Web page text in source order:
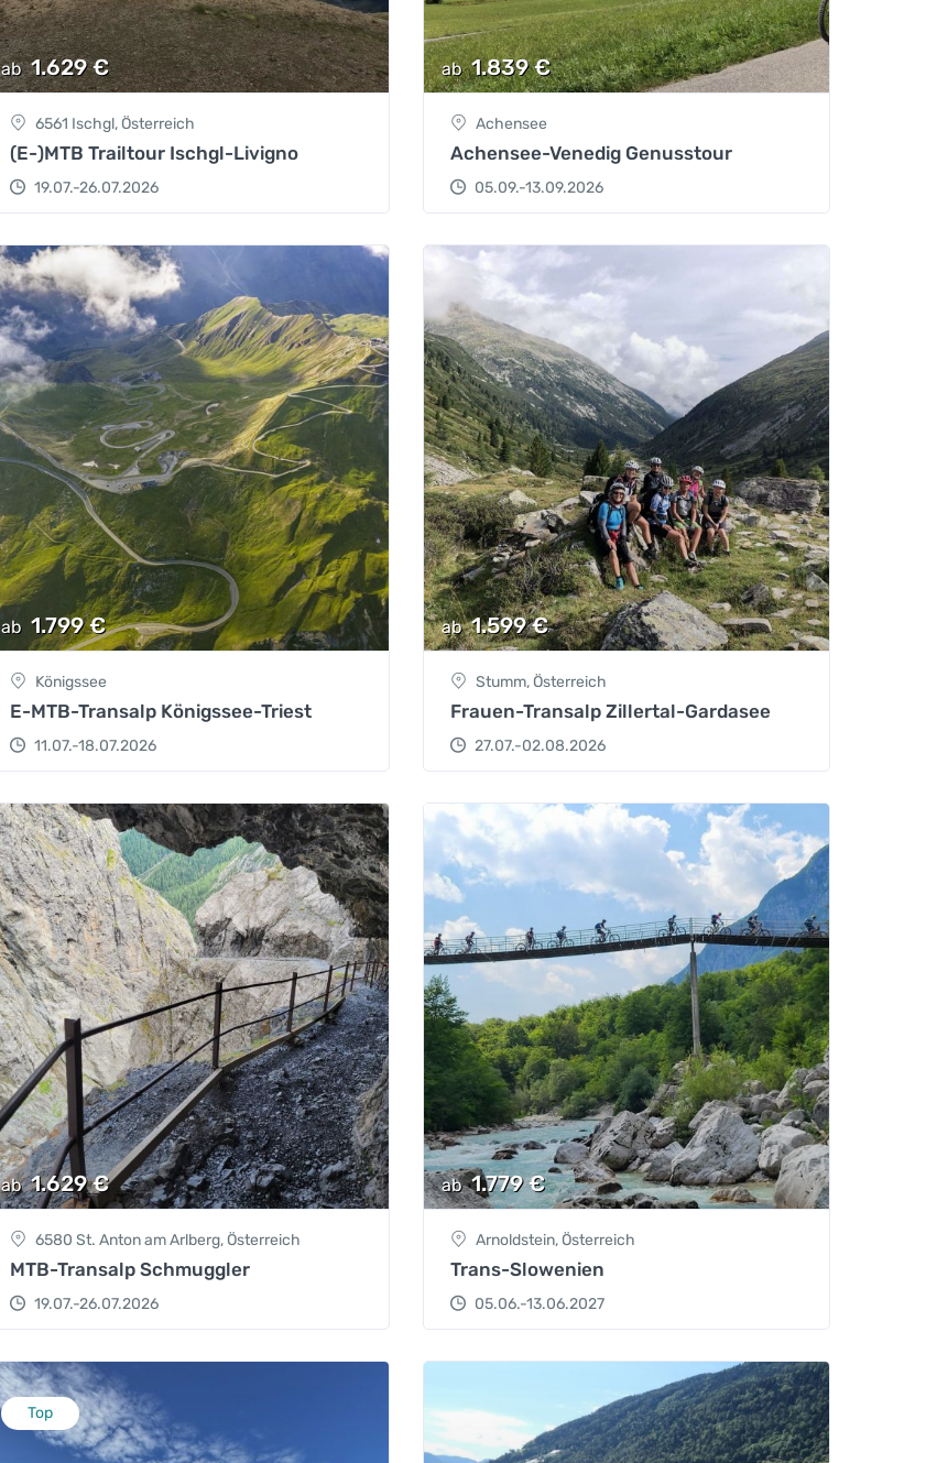
ab 1.629€
6561 Ischgl, Österreich
(E-)MTB Trailtour Ischgl-Livigno
19.07.-26.07.2026
ab 1.839€
Achensee
Achensee-Venedig Genusstour
05.09.-13.09.2026
ab 1.799€
Königssee
E-MTB-Transalp Königssee-Triest
11.07.-18.07.2026
ab 1.599€
Stumm, Österreich
Frauen-Transalp Zillertal-Gardasee
27.07.-02.08.2026
ab 1.629€
6580 St. Anton am Arlberg, Österreich
MTB-Transalp Schmuggler
19.07.-26.07.2026
ab 1.779€
Arnoldstein, Österreich
Trans-Slowenien
05.06.-13.06.2027
Top